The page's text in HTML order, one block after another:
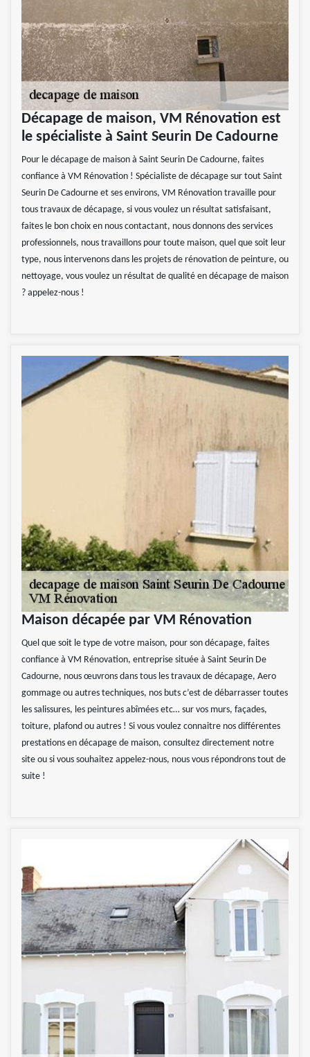
Décapage de maison, VM Rénovation est
le spécialiste à Saint Seurin De Cadourne
Pour le décapage de maison à Saint Seurin De Cadourne, faites
confiance à VM Rénovation ! Spécialiste de décapage sur tout Saint
Seurin De Cadourne et ses environs, VM Rénovation travaille pour
tous travaux de décapage, si vous voulez un résultat satisfaisant,
faites le bon choix en nous contactant, nous donnons des services
professionnels, nous travaillons pour toute maison, quel que soit leur
type, nous intervenons dans les projets de rénovation de peinture, ou
nettoyage, vous voulez un résultat de qualité en décapage de maison
? appelez-nous !
Maison décapée par VM Rénovation
Quel que soit le type de votre maison, pour son décapage, faites
confiance à VM Rénovation, entreprise située à Saint Seurin De
Cadourne, nous œuvrons dans tous les travaux de décapage, Aero
gommage ou autres techniques, nos buts c’est de débarrasser toutes
les salissures, les peintures abîmées etc… sur vos murs, façades,
toiture, plafond ou autres ! Si vous voulez connaitre nos différentes
prestations en décapage de maison, consultez directement notre
site ou si vous souhaitez appelez-nous, nous vous répondrons tout de
suite !